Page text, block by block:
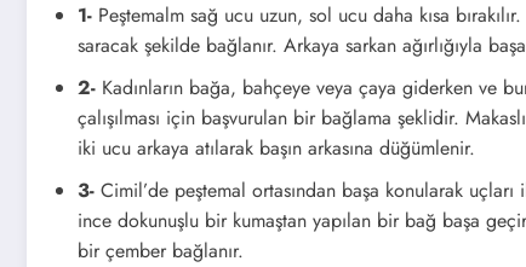
1- Peştemalm sağ ucu uzun, sol ucu daha kısa
saracak şekilde bağlanır. Arkaya sarkan ağırlığıyla
2- Kadınların bağa, bahçeye veya çaya giderken ve
çalışılması için başvurulan bir bağlama şeklidir.
iki ucu arkaya atılarak başın arkasına düğümlenir.
3- Cimil’de peştemal ortasından başa konularak
ince dokunuşlu bir kumaştan yapılan bir bağ başa
bir çember bağlanır.